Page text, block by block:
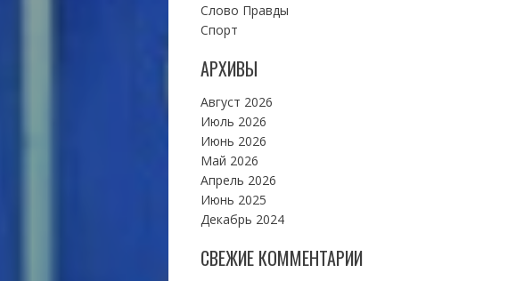
Слово Правды
Спорт
АРХИВЫ
Август 2026
Июль 2026
Июнь 2026
Май 2026
Апрель 2026
Июнь 2025
Декабрь 2024
СВЕЖИЕ КОММЕНТАРИИ